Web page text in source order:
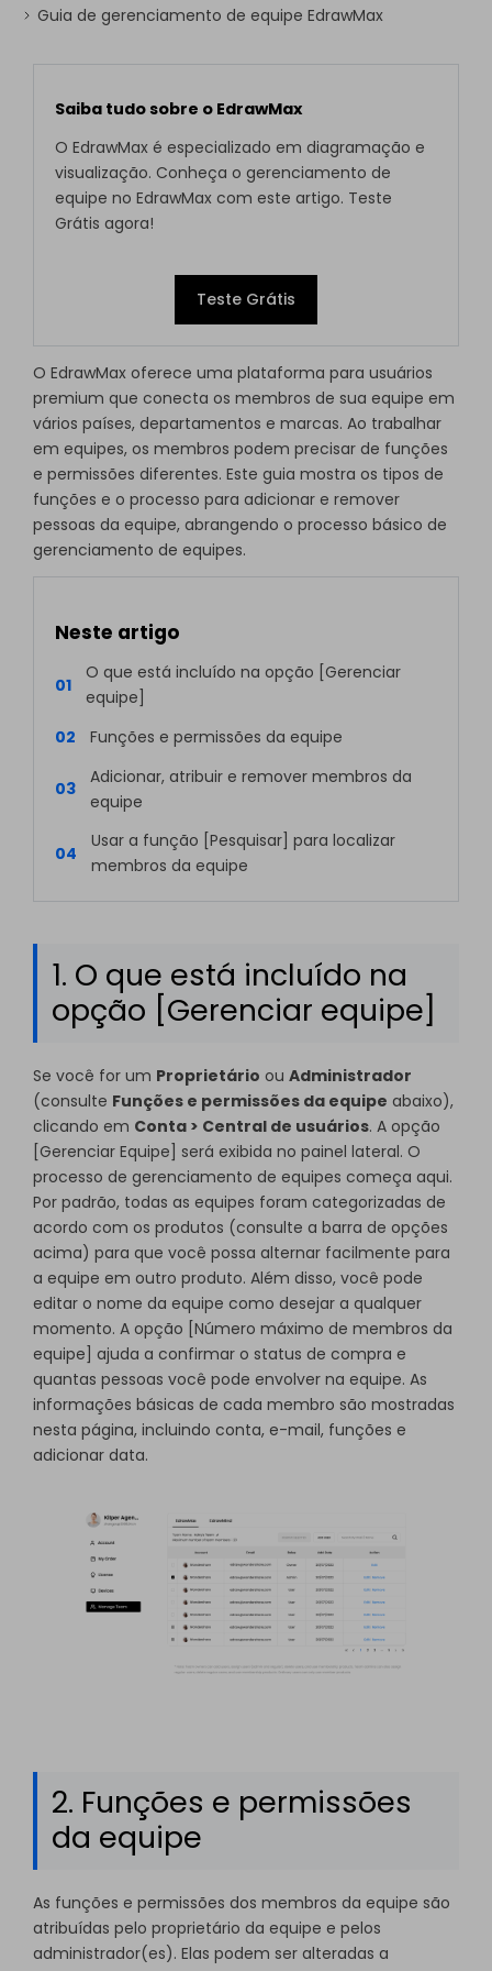
Guia de gerenciamento de equipe EdrawMax
Saiba tudo sobre o EdrawMax
O EdrawMax é especializado em diagramação e
visualização. Conheça o gerenciamento de
equipe no EdrawMax com este artigo. Teste
Grátis agora!
Teste Grátis
O EdrawMax oferece uma plataforma para usuários
premium que conecta os membros de sua equipe em
vários países, departamentos e marcas. Ao trabalhar
em equipes, os membros podem precisar de funções
e permissões diferentes. Este guia mostra os tipos de
funções e o processo para adicionar e remover
pessoas da equipe, abrangendo o processo básico de
gerenciamento de equipes.
Neste artigo
01
O que está incluído na opção [Gerenciar
equipe]
02
Funções e permissões da equipe
03
Adicionar, atribuir e remover membros da
equipe
04
Usar a função [Pesquisar] para localizar
membros da equipe
1. O que está incluído na
opção [Gerenciar equipe]
Se você for um Proprietário ou Administrador
(consulte Funções e permissões da equipe abaixo),
clicando em Conta > Central de usuários. A opção
[Gerenciar Equipe] será exibida no painel lateral. O
processo de gerenciamento de equipes começa aqui.
Por padrão, todas as equipes foram categorizadas de
acordo com os produtos (consulte a barra de opções
acima) para que você possa alternar facilmente para
a equipe em outro produto. Além disso, você pode
editar o nome da equipe como desejar a qualquer
momento. A opção [Número máximo de membros da
equipe] ajuda a confirmar o status de compra e
quantas pessoas você pode envolver na equipe. As
informações básicas de cada membro são mostradas
nesta página, incluindo conta, e-mail, funções e
adicionar data.
2. Funções e permissões
da equipe
As funções e permissões dos membros da equipe são
atribuídas pelo proprietário da equipe e pelos
administrador(es). Elas podem ser alteradas a